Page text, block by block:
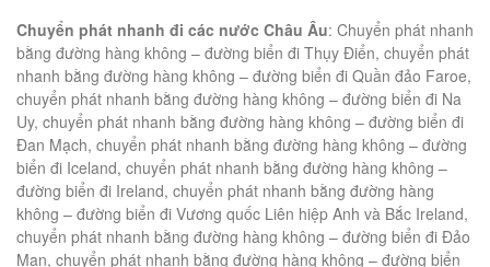
Chuyển phát nhanh đi các nước Châu Âu: Chuyển phát nhanh
bằng đường hàng không – đường biển đi Thụy Điển, chuyển phát
nhanh bằng đường hàng không – đường biển đi Quần đảo Faroe,
chuyển phát nhanh bằng đường hàng không – đường biển đi Na
Uy, chuyển phát nhanh bằng đường hàng không – đường biển đi
Đan Mạch, chuyển phát nhanh bằng đường hàng không – đường
biển đi Iceland, chuyển phát nhanh bằng đường hàng không –
đường biển đi Ireland, chuyển phát nhanh bằng đường hàng
không – đường biển đi Vương quốc Liên hiệp Anh và Bắc Ireland,
chuyển phát nhanh bằng đường hàng không – đường biển đi Đảo
Man, chuyển phát nhanh bằng đường hàng không – đường biển